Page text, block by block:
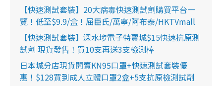
【快速測試套裝】20大病毒快速測試劑購買平台一
覽！低至$9.9/盒！屈臣氏/萬寧/阿布泰/HKTVmall
【快速測試套裝】深水埗電子特賣城$15快速抗原測
試劑 現貨發售！買10支再送3支檢測棒
日本城分店現貨開賣KN95口罩+快速測試套裝優
惠！$128買到成人立體口罩2盒+5支抗原檢測試劑